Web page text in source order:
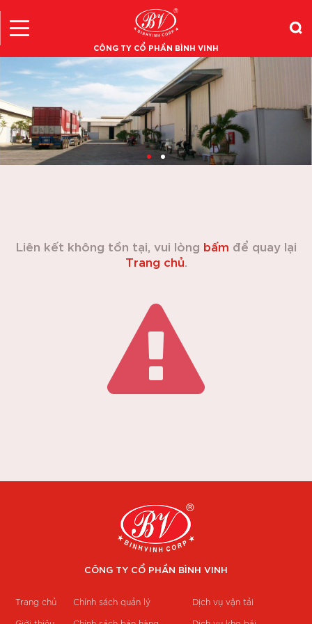
CÔNG TY CỔ PHẦN BÌNH VINH
Liên kết không tồn tại, vui lòng bấm để quay lại
Trang chủ
CÔNG TY CỔ PHẦN BÌNH VINH
Trang chủ Chính sách quản lý Dịch vụ vận tải